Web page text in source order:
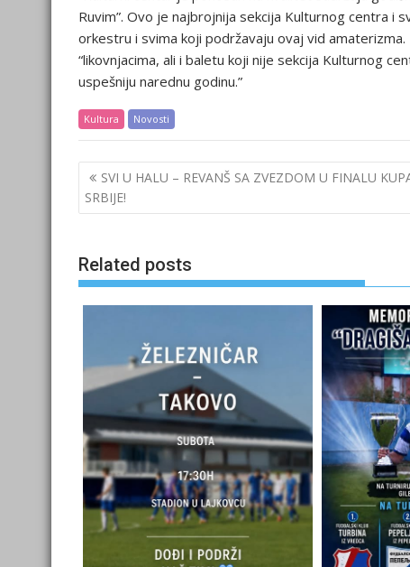
Ruvim”. Ovo je najbrojnija sekcija Kulturnog centra i
orkestru i svima koji podržavaju ovaj vid
“likovnjacima, ali i baletu koji nije sekcija Kulturnog
uspešniju narednu godinu.”
Kultura Novosti
Post
navigation
SVI U HALU – REVANŠ SA ZVEZDOM U FINALU
SRBIJE!
Related posts